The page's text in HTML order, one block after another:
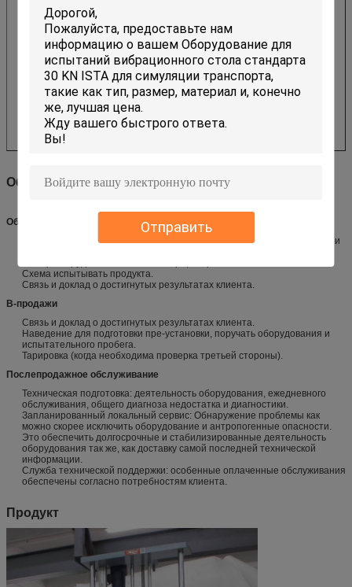
Отправить
Обслуживание
Обслуживание Пре-продаж
Техническая консультация: метод теста, планирование лаборатории и
Схема испытывать продукта.
Связь и доклад о достигнутых результатах клиента.
В-продажи
Связь и доклад о достигнутых результатах клиента.
Наведение для подготовки пре-установки, поручать оборудования и
испытательного пробега.
Тарировка (когда необходима проверка третьей стороны).
Послепродажное обслуживание
Техническая подготовка: деятельность оборудования, ежедневного
обслуживания, общего диагноза недостатка и диагностики.
Запланированный локальный сервис: Обнаружение проблемы как
можно скорее исключить оборудование и антропогенные опасности.
Это обеспечить долгосрочные и стабилизированные деятельность
оборудования так же, как доставку самой последней технической
информации.
Служба технической поддержки: особенные оплаченные обслуживания
обеспечены согласно потребностям клиента.
Продукт